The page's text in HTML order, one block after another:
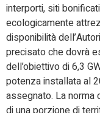
interporti, siti
ecologicamente
disponibilità
precisato che dovrà
dell’obiettivo di 6,3
potenza installata al
assegnato. La norma